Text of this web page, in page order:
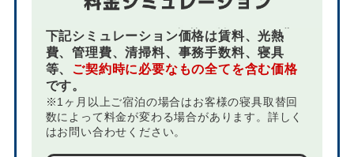
下記シミュレーション価格は賃料、光熱
費、管理費、清掃料、事務手数料、寝具
等、 ご契約時に必要なもの全てを含む価格
です。
※1ヶ月以上ご宿泊の場合はお客様の寝具取替回
数によって料金が変わる場合があります。詳しく
はお問い合わせください。